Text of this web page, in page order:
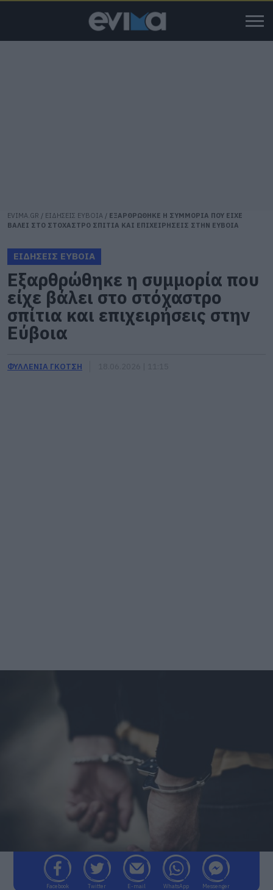
EVIMA.GR / ΕΙΔΗΣΕΙΣ ΕΥΒΟΙΑ / ΕΞΑΡΘΡΩΘΗΚΕ Η ΣΥΜΜΟΡΙΑ ΠΟΥ ΕΙΧΕ
ΒΑΛΕΙ ΣΤΟ ΣΤΟΧΑΣΤΡΟ ΣΠΙΤΙΑ ΚΑΙ ΕΠΙΧΕΙΡΗΣΕΙΣ ΣΤΗΝ ΕΥΒΟΙΑ
ΕΙΔΗΣΕΙΣ ΕΥΒΟΙΑ
Εξαρθρώθηκε η συμμορία που
είχε βάλει στο στόχαστρο
σπίτια και επιχειρήσεις στην
Εύβοια
ΦΥΛΛΕΝΙΑ ΓΚΟΤΣΗ
Facebook Twitter E-mail WhatsApp Messenger